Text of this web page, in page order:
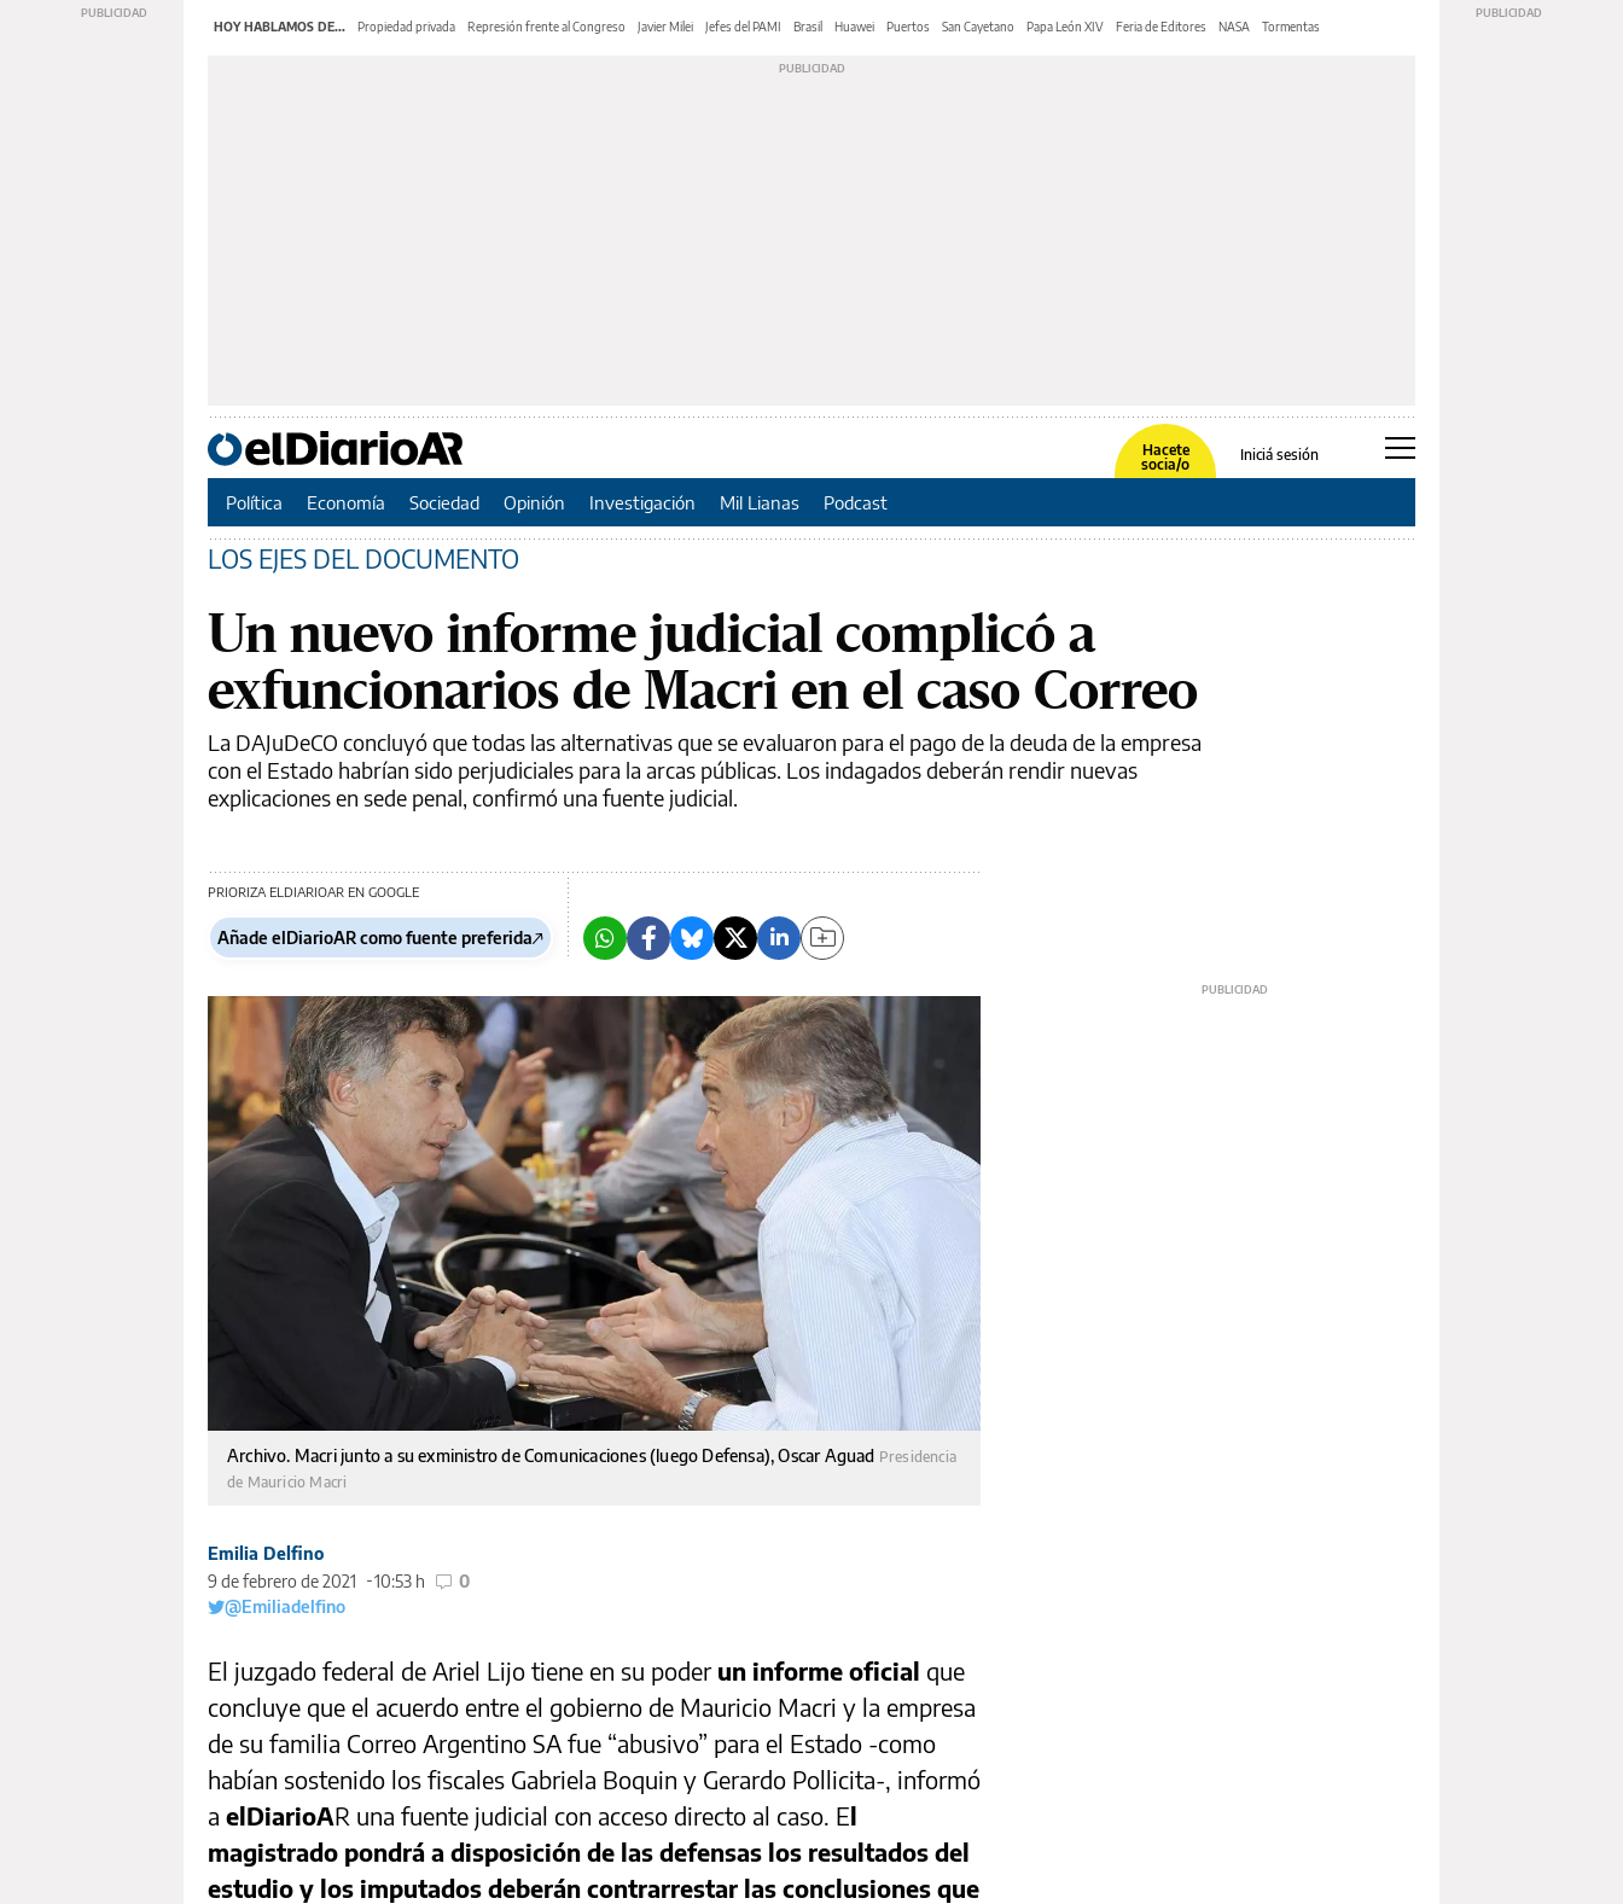
HOY HABLAMOS DE... Propiedad privada Represión frente al Congreso Javier Milei Jefes del PAMI Brasil Huawei Puertos San Cayetano Papa León XIV Feria de Editores NASA Tormentas
Hacete
socia/o
Iniciá sesión
Política Economía Sociedad Opinión Investigación Mil Lianas Podcast
LOS EJES DEL DOCUMENTO
Un nuevo informe judicial complicó a
exfuncionarios de Macri en el caso Correo
La DAJuDeCO concluyó que todas las alternativas que se evaluaron para el pago de la deuda de la empresa
con el Estado habrían sido perjudiciales para la arcas públicas. Los indagados deberán rendir nuevas
explicaciones en sede penal, confirmó una fuente judicial.
PRIORIZA ELDIARIOAR EN GOOGLE
Añade elDiarioAR como fuente preferida
Archivo. Macri junto a su exministro de Comunicaciones (luego Defensa), Oscar Aguad Presidencia
de Mauricio Macri
Emilia Delfino
9 de febrero de 2021
10:53 h
0
@Emiliadelfino
El juzgado federal de Ariel Lijo tiene en su poder un informe oficial que
concluye que el acuerdo entre el gobierno de Mauricio Macri y la empresa
de su familia Correo Argentino SA fue “abusivo” para el Estado -como
habían sostenido los fiscales Gabriela Boquin y Gerardo Pollicita-, informó
a elDiarioAR una fuente judicial con acceso directo al caso. El
magistrado pondrá a disposición de las defensas los resultados del
estudio y los imputados deberán contrarrestar las conclusiones que